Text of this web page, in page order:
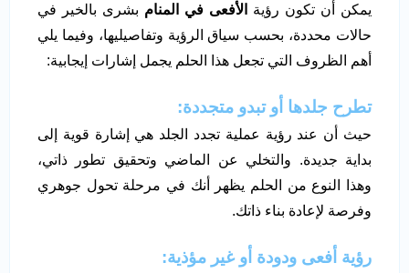
يمكن أن تكون رؤية الأفعى في المنام بشرى بالخير في
حالات محددة، بحسب سياق الرؤية وتفاصيليها، وفيما يلي
أهم الظروف التي تجعل هذا الحلم يجمل إشارات إيجابية:
تطرح جلدها أو تبدو متجددة:
حيث أن عند رؤية عملية تجدد الجلد هي إشارة قوية إلى
بداية جديدة. والتخلي عن الماضي وتحقيق تطور ذاتي،
وهذا النوع من الحلم يظهر أنك في مرحلة تحول جوهري
وفرصة لإعادة بناء ذاتك.
رؤية أفعى ودودة أو غير مؤذية: